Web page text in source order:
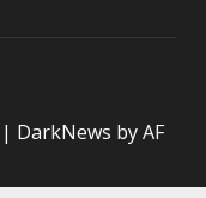
| DarkNews by AF